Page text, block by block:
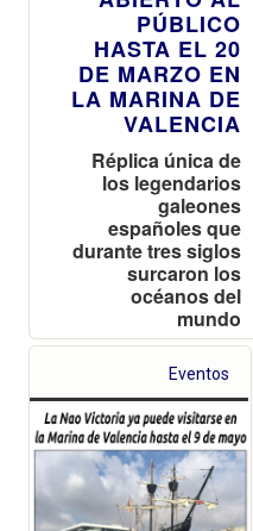
océanos del
mundo
Eventos
LA NAO
VICTORIA YA
PUEDE
VISITARSE
EN LA
MARINA DE